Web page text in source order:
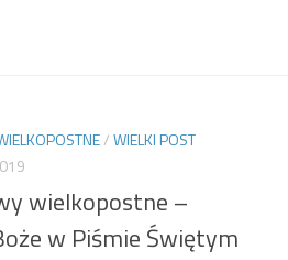
/WIELKI POST
wielkopostne –
w Piśmie Świętym